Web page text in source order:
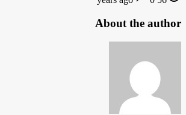
About the author